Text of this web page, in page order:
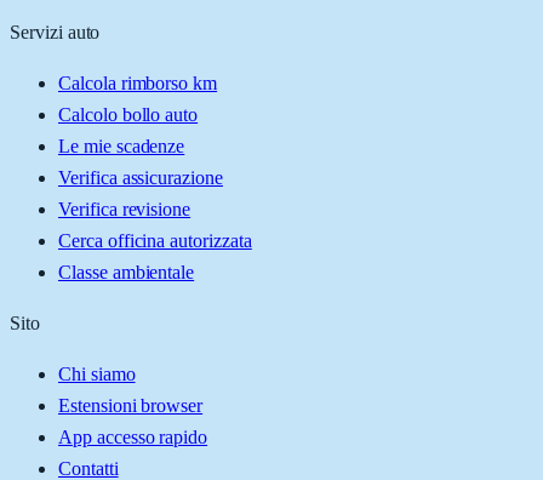
Servizi auto
Calcola rimborso km
Calcolo bollo auto
Le mie scadenze
Verifica assicurazione
Verifica revisione
Cerca officina autorizzata
Classe ambientale
Sito
Chi siamo
Estensioni browser
App accesso rapido
Contatti